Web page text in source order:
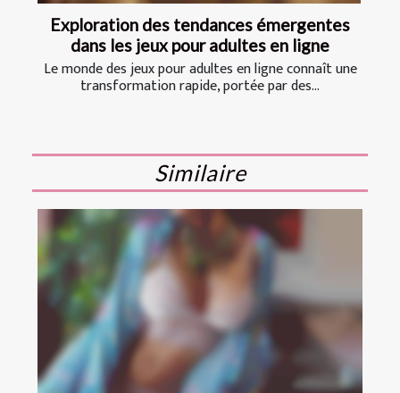
Exploration des tendances émergentes
dans les jeux pour adultes en ligne
Le monde des jeux pour adultes en ligne connaît une
transformation rapide, portée par des...
Similaire